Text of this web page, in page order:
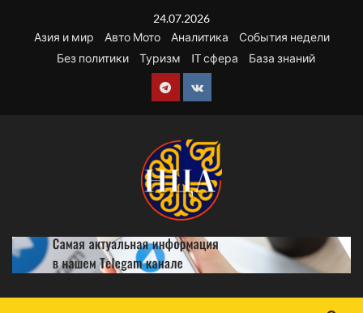
содержимому
24.07.2026
Азия и мир
Авто Мото Аналитика
События недели
Без политики
Туризм IT сфера База знаний
Telegram
VK